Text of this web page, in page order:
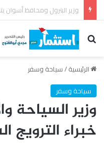
بحث عن
الرئيسية/سياحة وسفر
سياحة وسفر
وزير السياحة
خبراء الترويج